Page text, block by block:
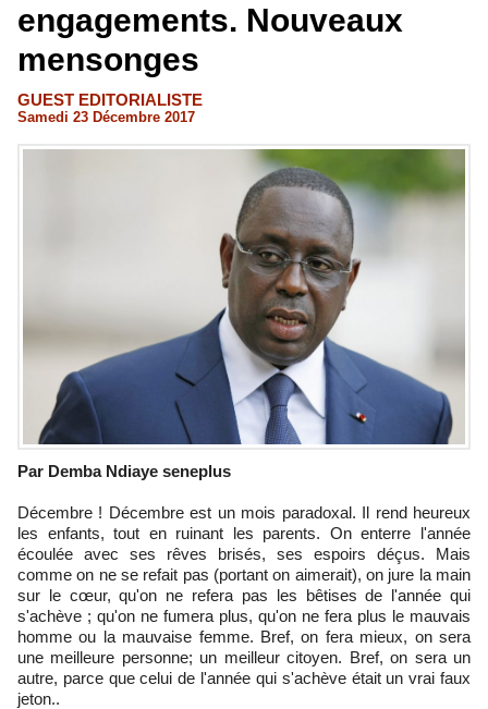
engagements. Nouveaux
mensonges
GUEST EDITORIALISTE
Samedi 23 Décembre 2017
Par Demba Ndiaye seneplus
Décembre ! Décembre est un mois paradoxal. Il rend heureux
les enfants, tout en ruinant les parents. On enterre l'année
écoulée avec ses rêves brisés, ses espoirs déçus. Mais
comme on ne se refait pas (portant on aimerait), on jure la main
sur le cœur, qu'on ne refera pas les bêtises de l'année qui
s'achève ; qu'on ne fumera plus, qu'on ne fera plus le mauvais
homme ou la mauvaise femme. Bref, on fera mieux, on sera
une meilleure personne; un meilleur citoyen. Bref, on sera un
autre, parce que celui de l'année qui s'achève était un vrai faux
jeton..